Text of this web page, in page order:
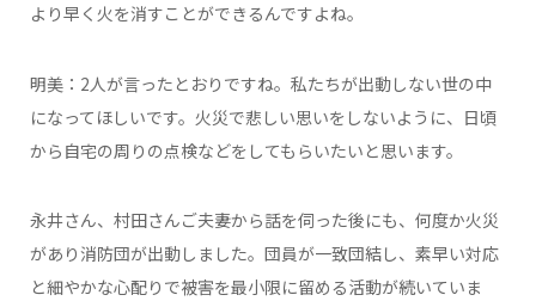
より早く火を消すことができるんですよね。
明美：2人が言ったとおりですね。私たちが出動しない世の中
になってほしいです。火災で悲しい思いをしないように、日頃
から自宅の周りの点検などをしてもらいたいと思います。
永井さん、村田さんご夫妻から話を伺った後にも、何度か火災
があり消防団が出動しました。団員が一致団結し、素早い対応
と細やかな心配りで被害を最小限に留める活動が続いていま